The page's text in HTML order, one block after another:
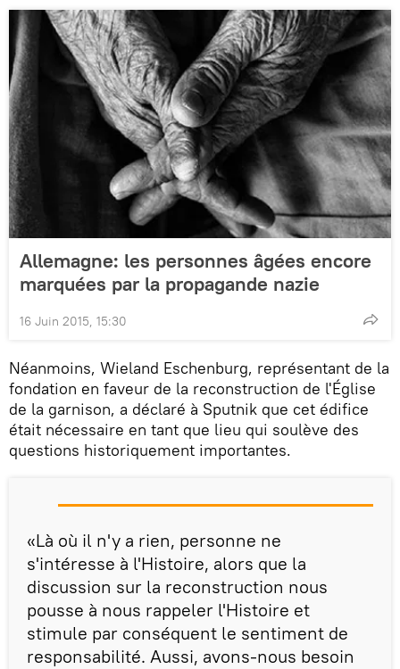
Allemagne: les personnes âgées encore
marquées par la propagande nazie
16 Juin 2015, 15:30
Néanmoins, Wieland Eschenburg, représentant de la
fondation en faveur de la reconstruction de l'Église
de la garnison, a déclaré à Sputnik que cet édifice
était nécessaire en tant que lieu qui soulève des
questions historiquement importantes.
«Là où il n'y a rien, personne ne
s'intéresse à l'Histoire, alors que la
discussion sur la reconstruction nous
pousse à nous rappeler l'Histoire et
stimule par conséquent le sentiment de
responsabilité. Aussi, avons-nous besoin